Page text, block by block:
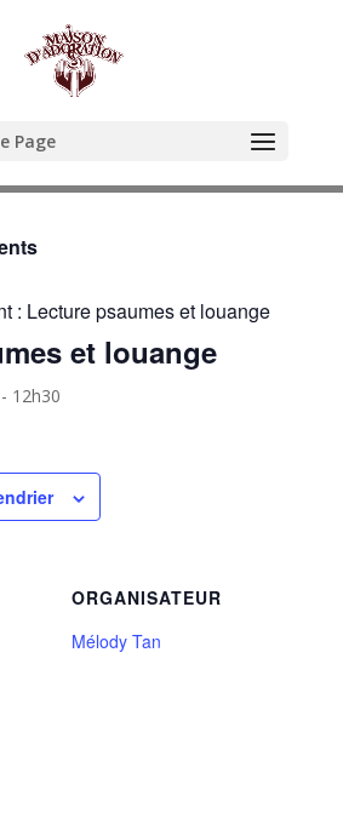
Page
: Lecture psaumes et louange
et louange
- 12h30
ORGANISATEUR
Mélody Tan